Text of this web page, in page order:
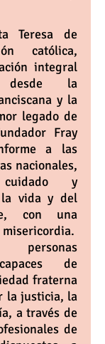
Teresa de
católica,
integral
la
y la
legado de
Fray
a las
nacionales,
y
la vida y del
con una
de
fraterna
la justicia, la
a través de
de